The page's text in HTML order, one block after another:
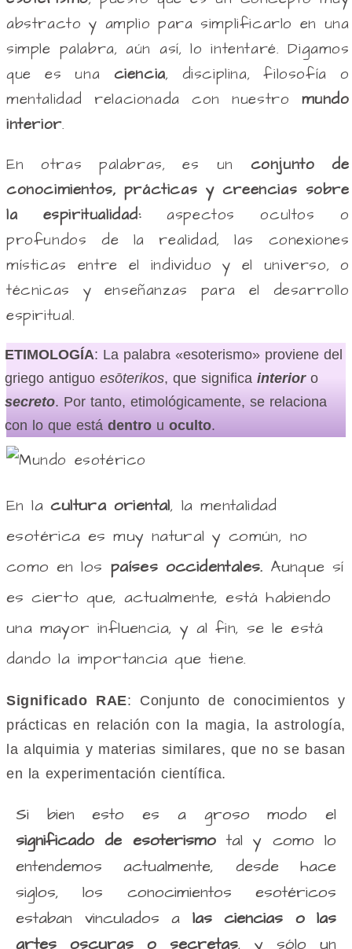
abstracto y amplio para simplificarlo en una
simple palabra, aún así, lo intentaré. Digamos
que es una ciencia, disciplina, filosofía o
mentalidad relacionada con nuestro mundo
interior.
En otras palabras, es un conjunto de
conocimientos, prácticas y creencias sobre
la espiritualidad:aspectos ocultos o
profundos de la realidad, las conexiones
místicas entre el individuo y el universo, o
técnicas y enseñanzas para el desarrollo
espiritual.
ETIMOLOGÍA: La palabra «esoterismo» proviene del
griego antiguo esōterikos, que significa interior o
secreto. Por tanto, etimológicamente, se relaciona
con lo que está dentro u oculto.
En lacultura oriental, la mentalidad
esotérica es muy natural y común, no
como en los países occidentales. Aunque sí
es cierto que, actualmente, está habiendo
una mayor influencia, y al fin, se le está
dando la importancia que tiene.
Significado RAE: Conjunto de conocimientos y
prácticas en relación con la magia, la astrología,
la alquimia y materias similares, que no se basan
en la experimentación científica.
Si bien esto es a groso modo el
significado de esoterismotal y como lo
entendemos actualmente, desde hace
siglos, los conocimientos esotéricos
estaban vinculados a las ciencias o las
artes oscuras o secretas, y sólo un